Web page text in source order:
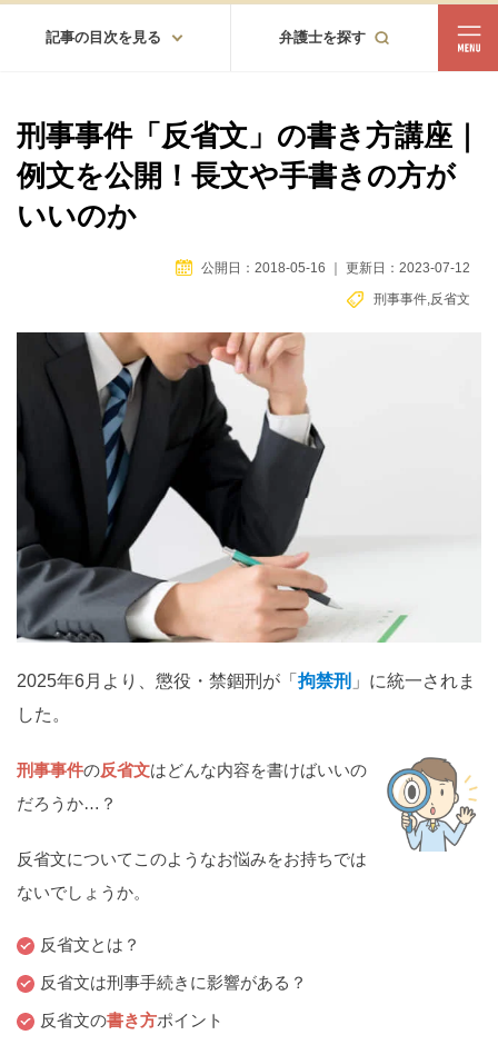
記事の目次を見る 弁護士を探す
都道府県から探す
北海道・東北
北海道 青森
茨城 栃木 埼玉 千葉
東海
静岡 愛知
関西
滋賀 京都 大阪 兵庫 奈良 和歌山
中国
四国
九州・沖縄
鹿児島
痴漢 盗撮
刑事事件「反省文」の書き方講座｜
例文を公開！長文や手書きの方が
いいのか
公開日：2018-05-16 更新日：2023-07-12
刑事事件,反省文
2025年6月より、懲役・禁錮刑が「 拘禁刑 」に統一されま
した。
刑事事件の反省文はどんな内容を書けばいいの
だろうか…？
反省文についてこのようなお悩みをお持ちでは
ないでしょうか。
反省文とは？
反省文は刑事手続きに影響がある？
反省文の書き方ポイント